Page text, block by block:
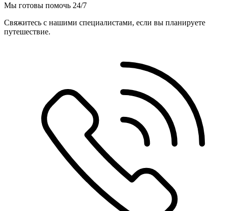
Мы готовы помочь 24/7
Свяжитесь с нашими специалистами, если вы планируете
путешествие.